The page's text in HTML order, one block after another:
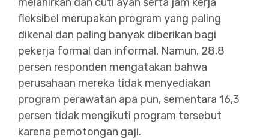
fleksibel merupakan program yang paling
dikenal dan paling banyak diberikan bagi
pekerja formal dan informal. Namun, 28,8
persen responden mengatakan bahwa
perusahaan mereka tidak menyediakan
program perawatan apa pun, sementara 16,3
persen tidak mengikuti program tersebut
karena pemotongan gaji.